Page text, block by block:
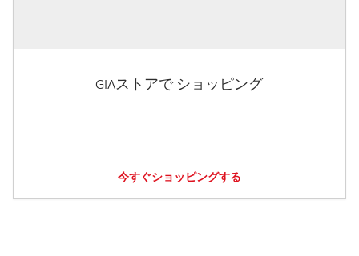
GIAストアで ショッピング
今すぐショッピングする